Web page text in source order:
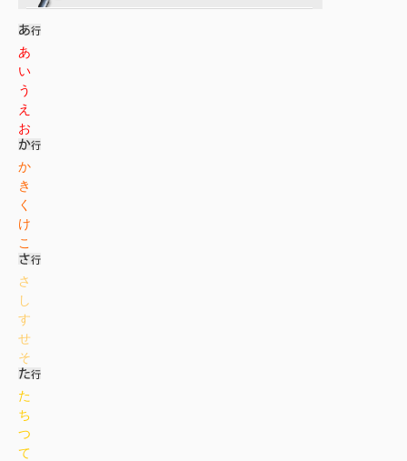
あ
い
う
え
お
か
き
く
け
こ
さ
し
す
せ
そ
た
ち
つ
て